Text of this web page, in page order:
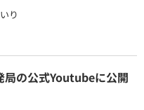
り
局の公式Youtubeに公開